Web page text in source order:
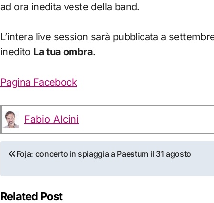
ad ora inedita veste della band.
L’intera live session sarà pubblicata a
inedito La tua ombra.
Pagina Facebook
Fabio Alcini
Navigazione
articoli
Foja: concerto in spiaggia a Paestum il 31 agosto
Related Post